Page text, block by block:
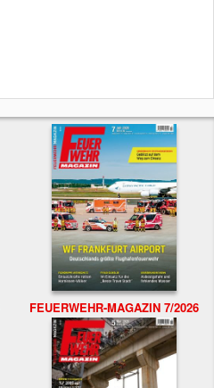
FEUERWEHR-MAGAZIN 7/2026